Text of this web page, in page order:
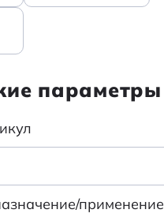
параметры
применение